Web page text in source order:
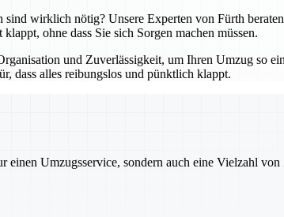
wirklich nötig? Unsere Experten von Fürth
ohne dass Sie sich Sorgen machen müssen.
und Zuverlässigkeit, um Ihren Umzug so
dass alles reibungslos und pünktlich klappt.
Umzugsservice, sondern auch eine Vielzahl